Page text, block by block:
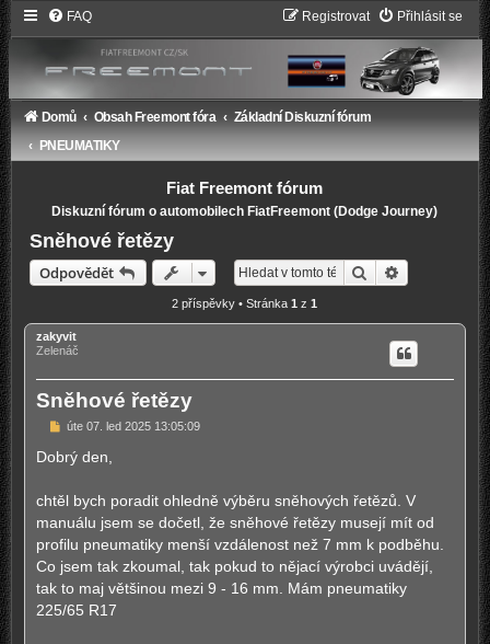
FAQ Přihlásit se
Registrovat
Domů Obsah Freemont fóra
Základní Diskuzní fórum
PNEUMATIKY
Fiat Freemont fórum
Diskuzní fórum o automobilech FiatFreemont (Dodge Journey)
Sněhové řetězy
Odpovědět Hledat Pokročilé
2 příspěvky • Stránka1 z1
zakyvit
Zelenáč
Sněhové řetězy
P
í
ě
v
e
k
úte 07. led 2025 13:05:09
Dobrý den,
chtěl bych poradit ohledně výběru sněhových řetězů. V
manuálu jsem se dočetl, že sněhové řetězy musejí mít od
profilu pneumatiky menší vzdálenost než 7 mm k podběhu.
Co jsem tak zkoumal, tak pokud to nějací výrobci uvádějí,
tak to maj většinou mezi 9 - 16 mm. Mám pneumatiky
225/65 R17